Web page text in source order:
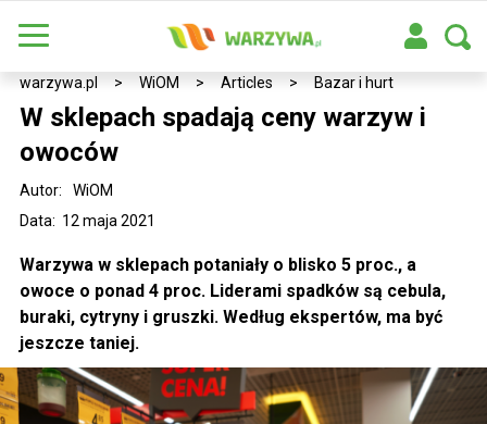
warzywa.pl > WiOM > Articles > Bazar i hurt
W sklepach spadają ceny warzyw i
owoców
Data: 12 maja 2021
Autor: WiOM
Warzywa w sklepach potaniały o blisko 5 proc., a
owoce o ponad 4 proc. Liderami spadków są cebula,
buraki, cytryny i gruszki. Według ekspertów, ma być
jeszcze taniej.